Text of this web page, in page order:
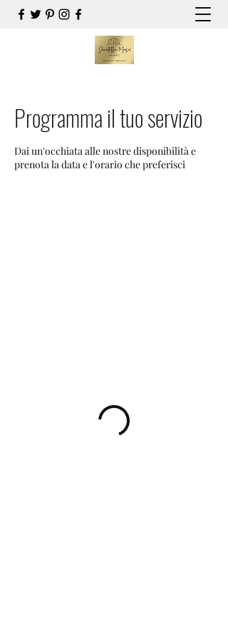
Programma il tuo servizio
Dai un'occhiata alle nostre disponibilità e
prenota la data e l'orario che preferisci